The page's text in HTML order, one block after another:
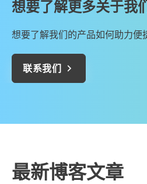
想要了解更多关于我
想要了解我们的产品如何助力便
联系我们
最新博客文章